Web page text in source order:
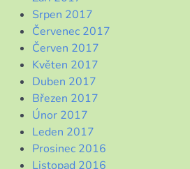
Srpen 2017
Červenec 2017
Červen 2017
Květen 2017
Duben 2017
Březen 2017
Únor 2017
Leden 2017
Prosinec 2016
Listopad 2016